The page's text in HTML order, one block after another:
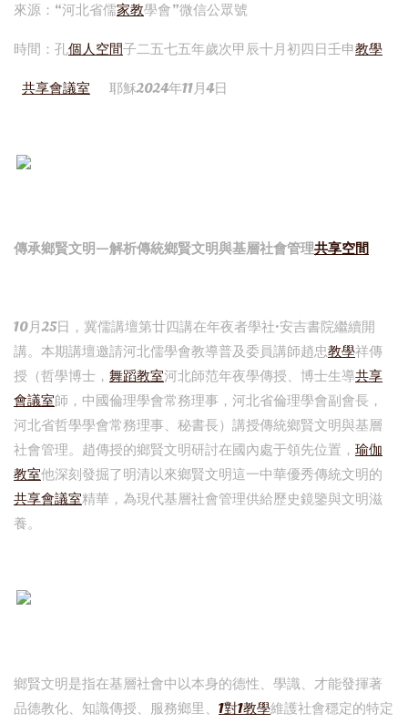
來源：“河北省儒家教學會”微信公眾號
時間：孔個人空間子二五七五年歲次甲辰十月初四日壬申教學
共享會議室 耶穌2024年11月4日
傳承鄉賢文明—解析傳統鄉賢文明與基層社會管理共享空間
10月25日，冀儒講壇第廿四講在年夜者學社·安吉書院繼續開
講。本期講壇邀請河北儒學會教導普及委員講師趙忠教學祥傳
授（哲學博士， 舞蹈教室河北師范年夜學傳授、博士生導共享
會議室師，中國倫理學會常務理事，河北省倫理學會副會長，
河北省哲學學會常務理事、秘書長）講授傳統鄉賢文明與基層
社會管理。趙傳授的鄉賢文明研討在國內處于領先位置， 瑜伽
教室他深刻發掘了明清以來鄉賢文明這一中華優秀傳統文明的
共享會議室精華，為現代基層社會管理供給歷史鏡鑒與文明滋
養。
鄉賢文明是指在基層社會中以本身的德性、學識、才能發揮著
品德教化、知識傳授、服務鄉里、 1對1教學維護社會穩定的特定